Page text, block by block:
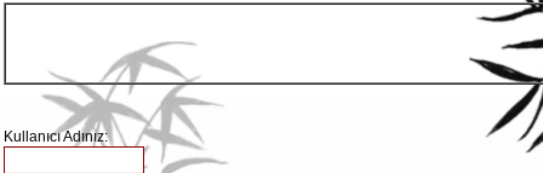
Kullanıcı Adınız: